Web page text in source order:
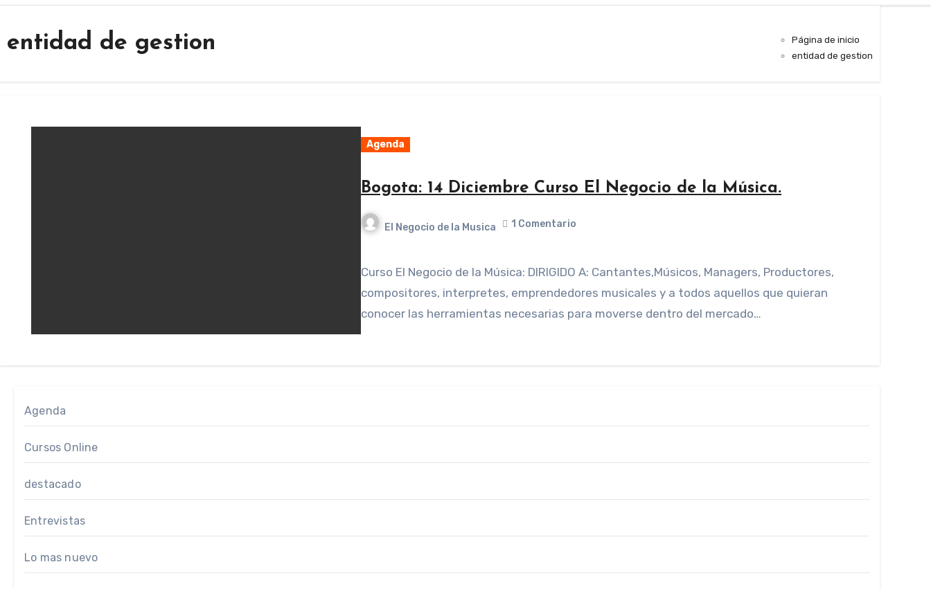
entidad de gestion
Página de inicio
entidad de gestion
Agenda
Bogota: 14 Diciembre Curso El Negocio de la Música.
El Negocio de la Musica 1 Comentario
Curso El Negocio de la Música: DIRIGIDO A: Cantantes,Músicos, Managers, Productores,
compositores, interpretes, emprendedores musicales y a todos aquellos que quieran
conocer las herramientas necesarias para moverse dentro del mercado…
Agenda
Cursos Online
destacado
Entrevistas
Lo mas nuevo